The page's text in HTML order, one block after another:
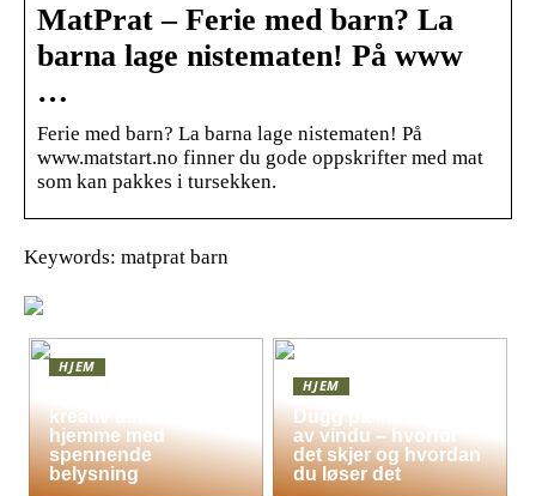
MatPrat – Ferie med barn? La
barna lage nistematen! På www
…
Ferie med barn? La barna lage nistematen! På
www.matstart.no finner du gode oppskrifter med mat
som kan pakkes i tursekken.
Keywords: matprat barn
HJEM
kreativ atmosfære
hjemme med
spennende
belysning
HJEM
Dugg på indersiden
av vindu – hvorfor
det skjer og hvordan
du løser det